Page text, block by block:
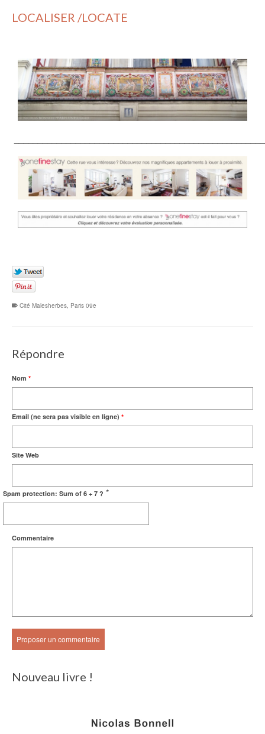
LOCALISER /LOCATE
Cité Malesherbes Paris 09e
Répondre
Nom *
Email (ne sera pas visible en ligne) *
Site Web
Spam protection: Sum of 6 + 7 ? *
Commentaire
Nouveau livre !